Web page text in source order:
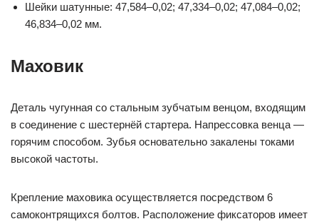
Шейки шатунные: 47,584–0,02; 47,334–0,02; 47,084–0,02;
46,834–0,02 мм.
Маховик
Деталь чугунная со стальным зубчатым венцом, входящим
в соединение с шестернёй стартера. Напрессовка венца —
горячим способом. Зубья основательно закалены токами
высокой частоты.
Крепление маховика осуществляется посредством 6
самоконтрящихся болтов. Расположение фиксаторов имеет